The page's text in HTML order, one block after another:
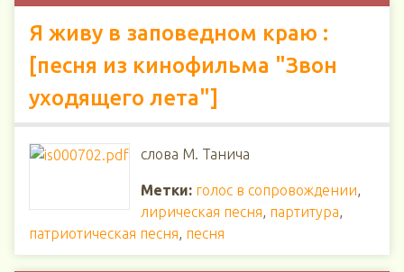
Я живу в заповедном краю :
[песня из кинофильма "Звон
уходящего лета"]
слова М. Танича
Метки: голос в сопровождении,
лирическая песня, партитура,
патриотическая песня, песня